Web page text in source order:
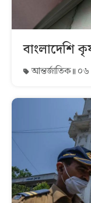
বাংলাদেশি
আন্তর্জাতিক